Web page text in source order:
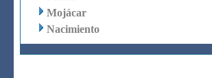
Mojácar
Nacimiento